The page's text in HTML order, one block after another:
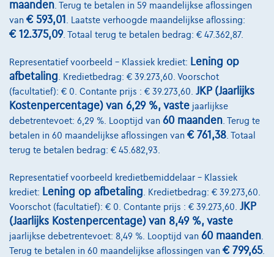
maanden . Terug te betalen in 59 maandelijkse aflossingen
van € 593,01 . Laatste verhoogde maandelijkse aflossing:
€ 12.375,09. Totaal terug te betalen bedrag: € 47.362,87.
Representatief voorbeeld – Klassiek krediet: Lening op
afbetaling . Kredietbedrag: € 39.273,60. Voorschot
(facultatief): € 0. Contante prijs : € 39.273,60. JKP (Jaarlijks
Kostenpercentage) van 6,29 %, vaste jaarlijkse
debetrentevoet: 6,29 %. Looptijd van 60 maanden . Terug te
betalen in 60 maandelijkse aflossingen van € 761,38 . Totaal
terug te betalen bedrag: € 45.682,93.
Representatief voorbeeld kredietbemiddelaar – Klassiek
krediet: Lening op afbetaling . Kredietbedrag: € 39.273,60.
Voorschot (facultatief): € 0. Contante prijs : € 39.273,60. JKP
(Jaarlijks Kostenpercentage) van 8,49 %, vaste
jaarlijkse debetrentevoet: 8,49 %. Looptijd van 60 maanden
Terug te betalen in 60 maandelijkse aflossingen van € 799,65.
Diensten & Oplossingen
Pechverhelping verzekering
Financiering
Autoverzekering
Lease en persoonlijke lease
Over Ons
Word klant
Wie zijn we